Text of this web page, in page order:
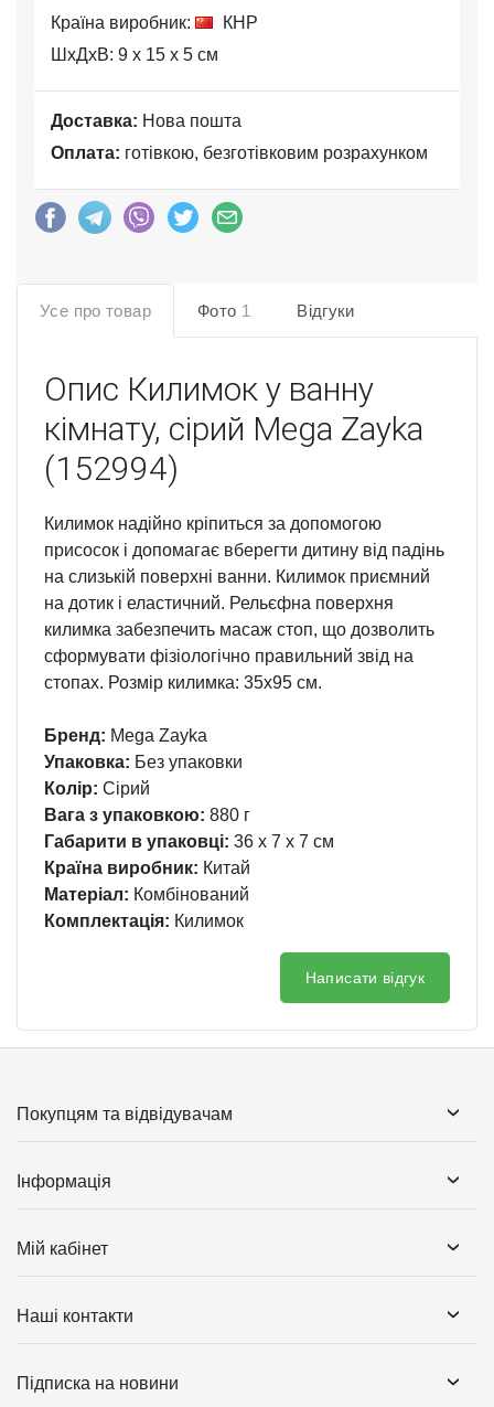
Країна виробник:
КНР
ШхДхВ: 9 x 15 x 5 см
Доставка: Нова пошта
Оплата: готівкою, безготівковим розрахунком
Усе про товар Фото 1 Відгуки
Опис Килимок у ванну
кімнату, сірий Mega Zayka
(152994)
Килимок надійно кріпиться за допомогою
присосок і допомагає вберегти дитину від падінь
на слизькій поверхні ванни. Килимок приємний
на дотик і еластичний. Рельєфна поверхня
килимка забезпечить масаж стоп, що дозволить
сформувати фізіологічно правильний звід на
стопах. Розмір килимка: 35х95 см.
Бренд: Mega Zayka
Упаковка: Без упаковки
Колір: Сірий
Вага з упаковкою: 880 г
Габарити в упаковці: 36 x 7 x 7 см
Країна виробник: Китай
Матеріал: Комбінований
Комплектація: Килимок
Написати відгук
Покупцям та відвідувачам
Інформація
Мій кабінет
Наші контакти
Підписка на новини